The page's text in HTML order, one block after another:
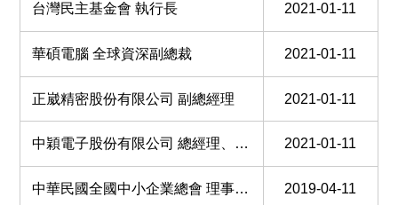
台灣民主基金會 執行長 2021-01-11
華碩電腦 全球資深副總裁 2021-01-11
正崴精密股份有限公司 副總經理 2021-01-11
中穎電子股份有限公司 總經理、台科大華東校友會 副會長 2021-01-11
中華民國全國中小企業總會 理事長 、逸新國際股份有限公司 董事長 2019-04-11